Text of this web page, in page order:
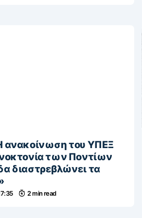
ανακοίνωση του ΥΠΕΞ
των Ποντίων
διαστρεβλώνει τα
2 min read